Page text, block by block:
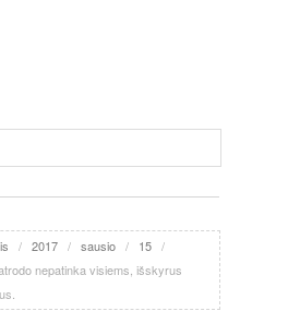
/ 2017 / sausio / 15 /
nepatinka visiems, išskyrus